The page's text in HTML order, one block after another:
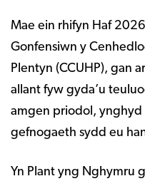
Mae ein rhifyn Haf
Gonfensiwn y
Plentyn (CCUHP), gan
allant fyw gyda’u
amgen priodol, ynghyd
gefnogaeth sydd eu
Yn Plant yng Nghymru